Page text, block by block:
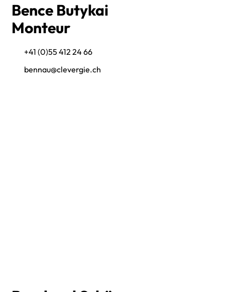
Bence Butykai
Monteur
+41 (0)55 412 24 66
bennau@clevergie.ch